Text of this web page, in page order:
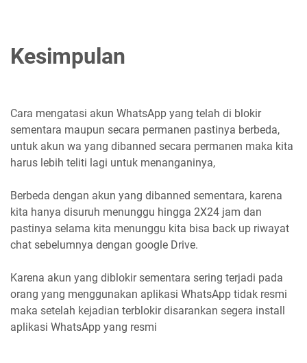
Kesimpulan
Cara mengatasi akun WhatsApp yang telah di blokir
sementara maupun secara permanen pastinya berbeda,
untuk akun wa yang dibanned secara permanen maka kita
harus lebih teliti lagi untuk menanganinya,
Berbeda dengan akun yang dibanned sementara, karena
kita hanya disuruh menunggu hingga 2X24 jam dan
pastinya selama kita menunggu kita bisa back up riwayat
chat sebelumnya dengan google Drive.
Karena akun yang diblokir sementara sering terjadi pada
orang yang menggunakan aplikasi WhatsApp tidak resmi
maka setelah kejadian terblokir disarankan segera install
aplikasi WhatsApp yang resmi